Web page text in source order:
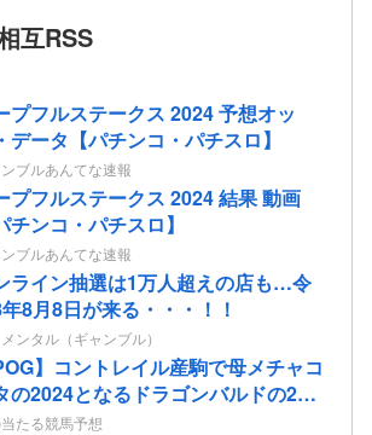
互RSS
プフルステークス 2024 予想オッ
データ【パチンコ・パチスロ】
ブルあんてな速報
プフルステークス 2024 結果 動画
チンコ・パチスロ】
ブルあんてな速報
ライン抽選は1万人超えの店も…令
8月8日が来る・・・！！
ンタル（ギャンブル）
】コントレイル産駒で母メチャコ
の2024となるドラゴンバルドの2歳
たる競馬予想